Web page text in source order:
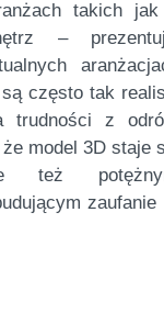
takich
–
często tak
trudności z
model 3D staje
też